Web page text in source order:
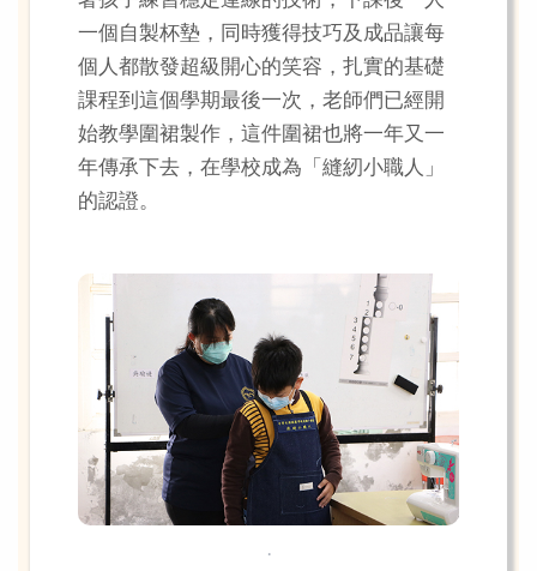
一個自製杯墊，同時獲得技巧及成品讓每
個人都散發超級開心的笑容，扎實的基礎
課程到這個學期最後一次，老師們已經開
始教學圍裙製作，這件圍裙也將一年又一
年傳承下去，在學校成為「縫紉小職人」
的認證。
.